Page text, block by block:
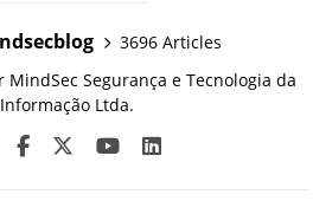
3696 Articles
Segurança e Tecnologia da
Informação Ltda.